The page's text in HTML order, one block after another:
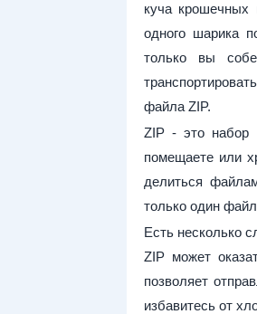
куча крошечных
одного шарика
только вы
файла ZIP.
ZIP - это набор
помещаете или
делиться
только один
Есть несколько
ZIP может
позволяет
избавитесь от